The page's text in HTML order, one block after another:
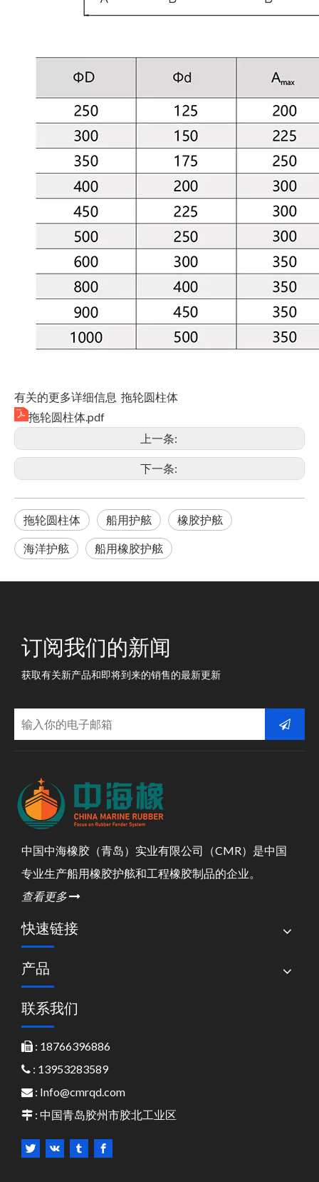
有关的更多详细信息 拖轮圆柱体
拖轮圆柱体.pdf
上一条:
下一条:
拖轮圆柱体 船用护舷 橡胶护舷
海洋护舷 船用橡胶护舷
订阅我们的新闻
获取有关新产品和即将到来的销售的最新更新
中国中海橡胶（青岛）实业有限公司（CMR）是中国
专业生产船用橡胶护舷和工程橡胶制品的企业。
查看更多
快速链接
产品
联系我们
 : 18766396886
 : 13953283589
 : Info@cmrqd.com
 : 中国青岛胶州市胶北工业区